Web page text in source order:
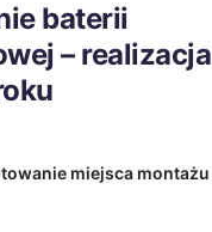
baterii
– realizacja
miejsca montażu